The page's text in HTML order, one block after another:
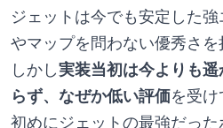
ジェットは今でも安定した
やマップを問わない優秀さを
しかし実装当初は今よりも
らず、なぜか低い評価を受け
初めにジェットの最強だっ